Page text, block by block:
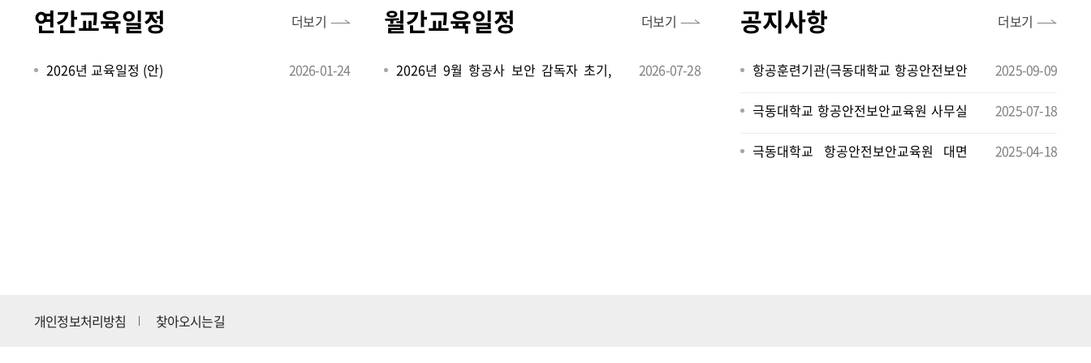
연간교육일정 더보기
2026년 교육일정 (안) 2026-01-24
월간교육일정 더보기
2026년 9월 항공사 보안 감독자 초기,
2026-07-28
공지사항 더보기
항공훈련기관(극동대학교 항공안전보안
교육원) 인가서 및 훈련운영기준 등 재
2025-09-09
극동대학교 항공안전보안교육원 사무실
및 강의실 이전 안내
2025-07-18
극동대학교 항공안전보안교육원 대면
2025-04-18
개인정보처리방침 찾아오시는길